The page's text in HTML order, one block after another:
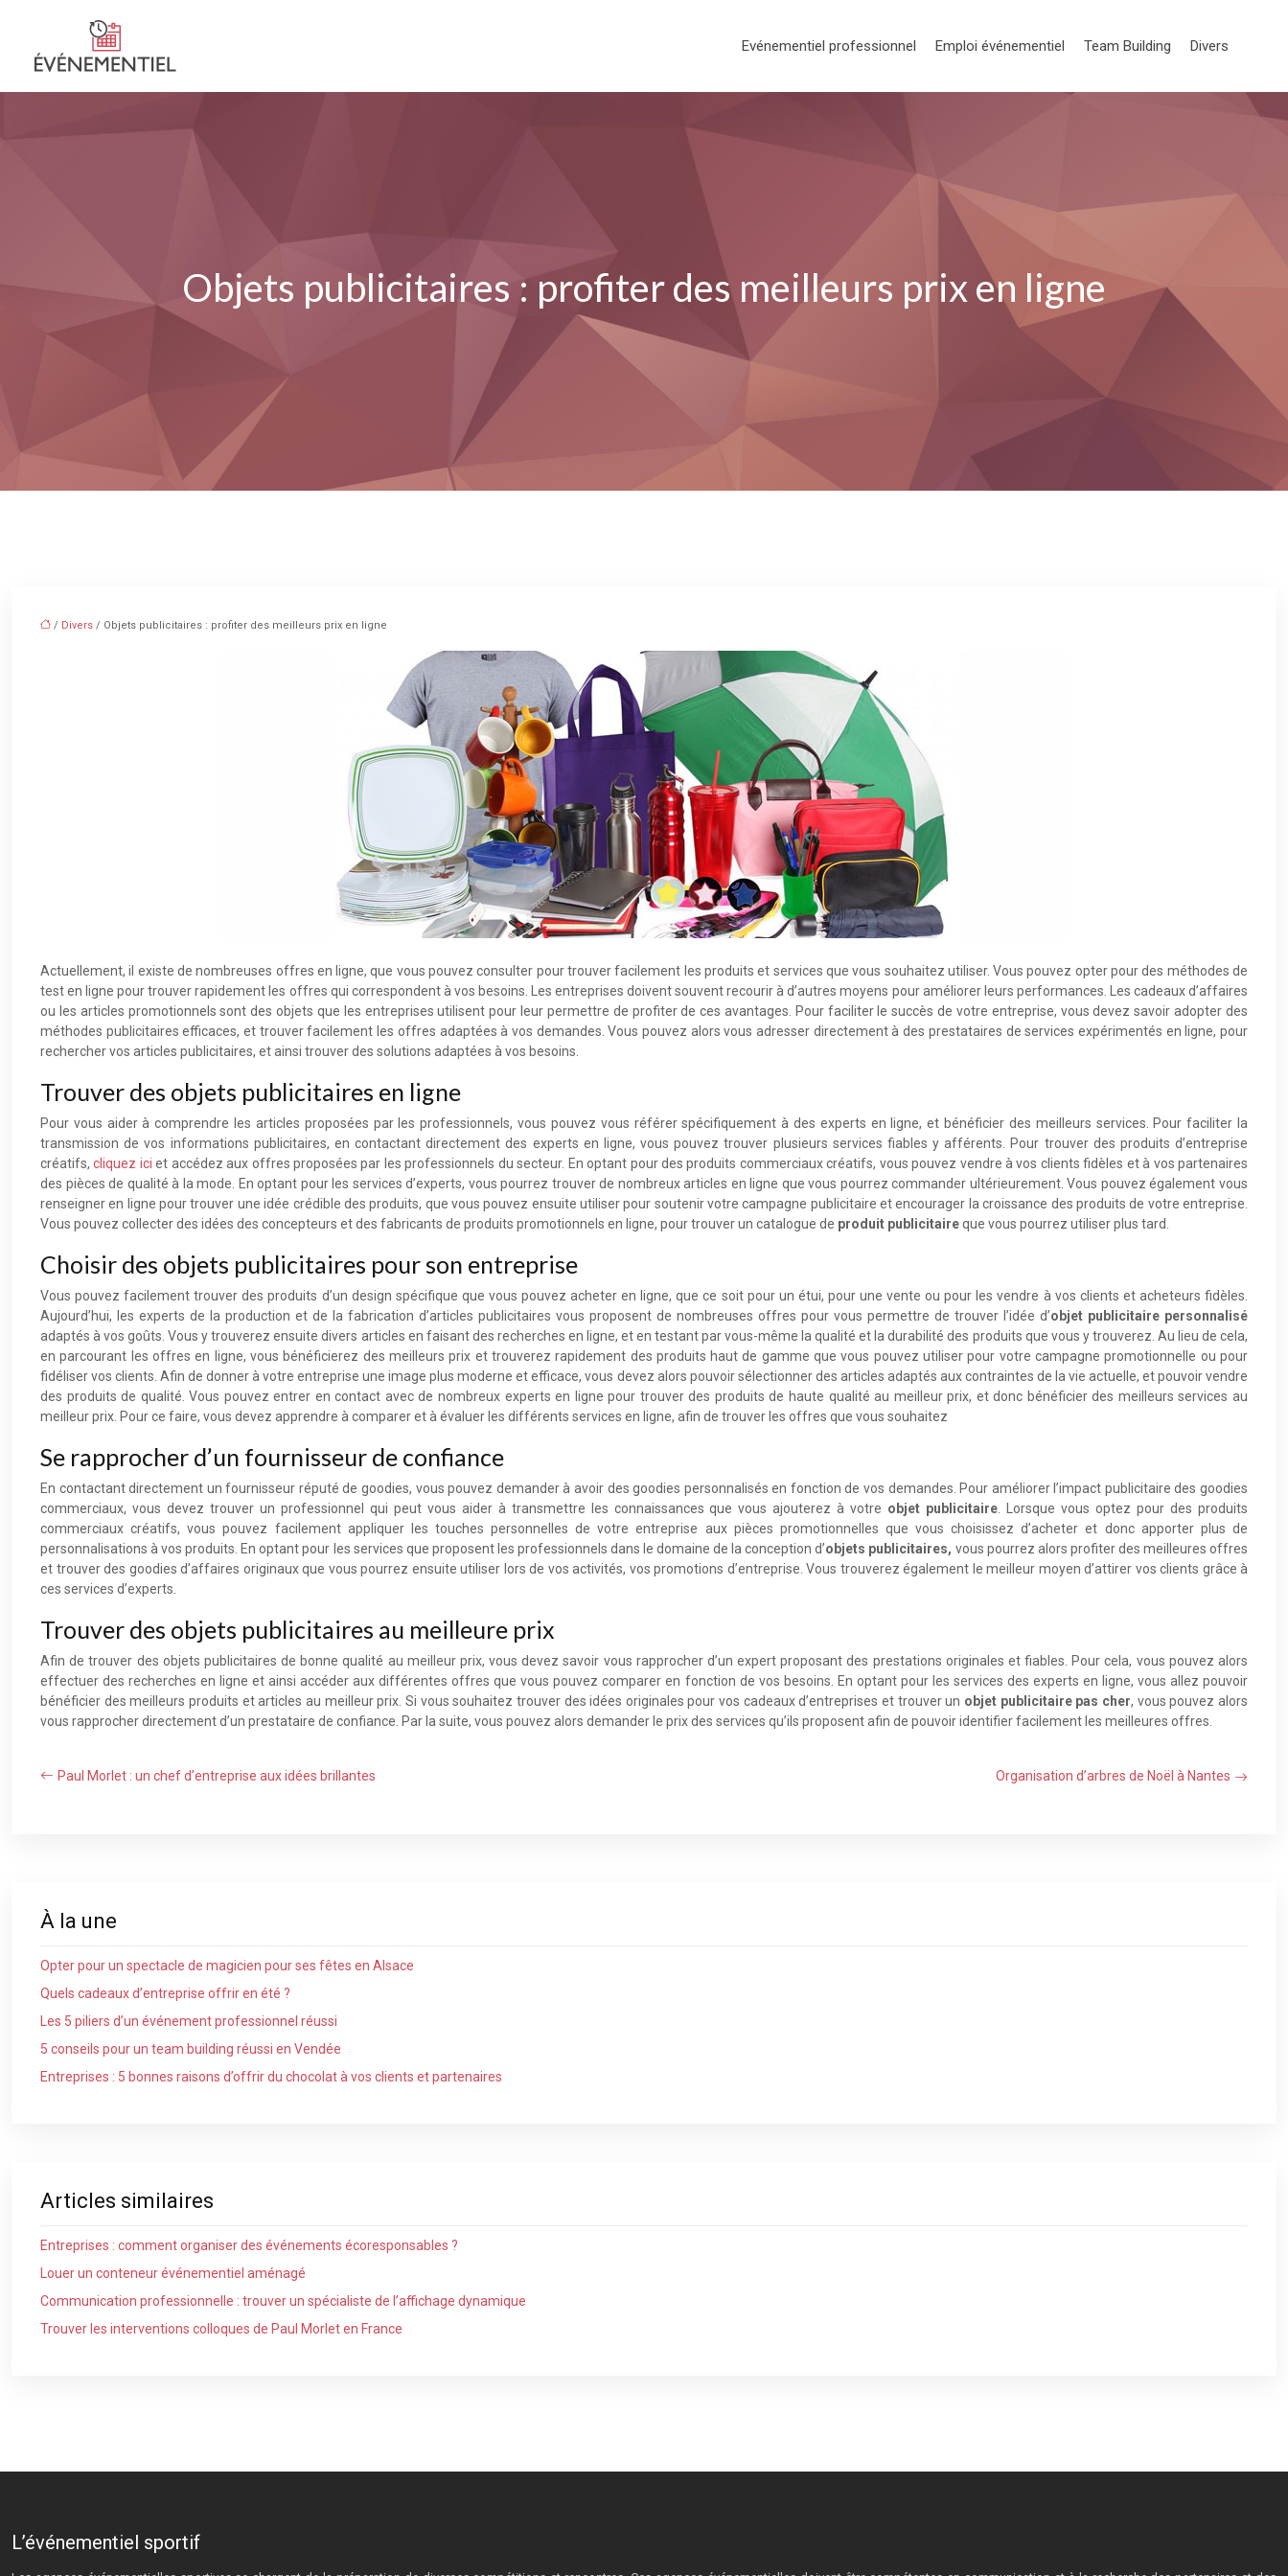
Evénementiel professionnel Emploi événementiel Team Building Divers
Objets publicitaires : profiter des meilleurs prix en ligne
/ Divers / Objets publicitaires : profiter des meilleurs prix en ligne
Actuellement, il existe de nombreuses offres en ligne, que vous pouvez consulter pour trouver facilement les produits et services que vous souhaitez utiliser. Vous pouvez opter pour des méthodes de
test en ligne pour trouver rapidement les offres qui correspondent à vos besoins. Les entreprises doivent souvent recourir à d’autres moyens pour améliorer leurs performances. Les cadeaux d’affaires
ou les articles promotionnels sont des objets que les entreprises utilisent pour leur permettre de profiter de ces avantages. Pour faciliter le succès de votre entreprise, vous devez savoir adopter des
méthodes publicitaires efficaces, et trouver facilement les offres adaptées à vos demandes. Vous pouvez alors vous adresser directement à des prestataires de services expérimentés en ligne, pour
rechercher vos articles publicitaires, et ainsi trouver des solutions adaptées à vos besoins.
Trouver des objets publicitaires en ligne
Pour vous aider à comprendre les articles proposées par les professionnels, vous pouvez vous référer spécifiquement à des experts en ligne, et bénéficier des meilleurs services. Pour faciliter la
transmission de vos informations publicitaires, en contactant directement des experts en ligne, vous pouvez trouver plusieurs services fiables y afférents. Pour trouver des produits d’entreprise
créatifs,cliquez ici et accédez aux offres proposées par les professionnels du secteur. En optant pour des produits commerciaux créatifs, vous pouvez vendre à vos clients fidèles et à vos partenaires
des pièces de qualité à la mode. En optant pour les services d’experts, vous pourrez trouver de nombreux articles en ligne que vous pourrez commander ultérieurement. Vous pouvez également vous
renseigner en ligne pour trouver une idée crédible des produits, que vous pouvez ensuite utiliser pour soutenir votre campagne publicitaire et encourager la croissance des produits de votre entreprise.
Vous pouvez collecter des idées des concepteurs et des fabricants de produits promotionnels en ligne, pour trouver un catalogue de produit publicitaireque vous pourrez utiliser plus tard.
Choisir des objets publicitaires pour son entreprise
Vous pouvez facilement trouver des produits d’un design spécifique que vous pouvez acheter en ligne, que ce soit pour un étui, pour une vente ou pour les vendre à vos clients et acheteurs fidèles.
Aujourd’hui, les experts de la production et de la fabrication d’articles publicitaires vous proposent de nombreuses offres pour vous permettre de trouver l’idée d’objet publicitaire personnalisé
adaptés à vos goûts. Vous y trouverez ensuite divers articles en faisant des recherches en ligne, et en testant par vous-même la qualité et la durabilité des produits que vous y trouverez. Au lieu de cela,
en parcourant les offres en ligne, vous bénéficierez des meilleurs prix et trouverez rapidement des produits haut de gamme que vous pouvez utiliser pour votre campagne promotionnelle ou pour
fidéliser vos clients. Afin de donner à votre entreprise une image plus moderne et efficace, vous devez alors pouvoir sélectionner des articles adaptés aux contraintes de la vie actuelle, et pouvoir vendre
des produits de qualité. Vous pouvez entrer en contact avec de nombreux experts en ligne pour trouver des produits de haute qualité au meilleur prix, et donc bénéficier des meilleurs services au
meilleur prix. Pour ce faire, vous devez apprendre à comparer et à évaluer les différents services en ligne, afin de trouver les offres que vous souhaitez
Se rapprocher d’un fournisseur de confiance
En contactant directement un fournisseur réputé de goodies, vous pouvez demander à avoir des goodies personnalisés en fonction de vos demandes. Pour améliorer l’impact publicitaire des goodies
commerciaux, vous devez trouver un professionnel qui peut vous aider à transmettre les connaissances que vous ajouterez à votre objet publicitaire . Lorsque vous optez pour des produits
commerciaux créatifs, vous pouvez facilement appliquer les touches personnelles de votre entreprise aux pièces promotionnelles que vous choisissez d’acheter et donc apporter plus de
personnalisations à vos produits. En optant pour les services que proposent les professionnels dans le domaine de la conception d’objets publicitaires, vous pourrez alors profiter des meilleures offres
et trouver des goodies d’affaires originaux que vous pourrez ensuite utiliser lors de vos activités, vos promotions d’entreprise. Vous trouverez également le meilleur moyen d’attirer vos clients grâce à
ces services d’experts.
Trouver des objets publicitaires au meilleure prix
Afin de trouver des objets publicitaires de bonne qualité au meilleur prix, vous devez savoir vous rapprocher d’un expert proposant des prestations originales et fiables. Pour cela, vous pouvez alors
effectuer des recherches en ligne et ainsi accéder aux différentes offres que vous pouvez comparer en fonction de vos besoins. En optant pour les services des experts en ligne, vous allez pouvoir
bénéficier des meilleurs produits et articles au meilleur prix. Si vous souhaitez trouver des idées originales pour vos cadeaux d’entreprises et trouver un objet publicitaire pas cher, vous pouvez alors
vous rapprocher directement d’un prestataire de confiance. Par la suite, vous pouvez alors demander le prix des services qu’ils proposent afin de pouvoir identifier facilement les meilleures offres.
Paul Morlet : un chef d’entreprise aux idées brillantes Organisation d’arbres de Noël à Nantes
À la une
Opter pour un spectacle de magicien pour ses fêtes en Alsace
Quels cadeaux d’entreprise offrir en été ?
Les 5 piliers d’un événement professionnel réussi
5 conseils pour un team building réussi en Vendée
Entreprises : 5 bonnes raisons d’offrir du chocolat à vos clients et partenaires
Articles similaires
Entreprises : comment organiser des événements écoresponsables ?
Louer un conteneur événementiel aménagé
Communication professionnelle : trouver un spécialiste de l’affichage dynamique
Trouver les interventions colloques de Paul Morlet en France
L’événementiel sportif